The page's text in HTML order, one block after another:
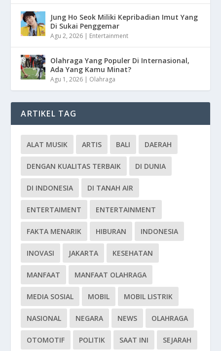
Jung Ho Seok Miliki Kepribadian Imut Yang
Di Sukai Penggemar
Agu 2, 2026 | Entertainment
Olahraga Yang Populer Di Internasional,
Ada Yang Kamu Minat?
Agu 1, 2026 | Olahraga
ARTIKEL TAG
ALAT MUSIK ARTIS BALI DAERAH
DENGAN KUALITAS TERBAIK DI DUNIA
DI INDONESIA DI TANAH AIR
ENTERTAIMENT ENTERTAINMENT
FAKTA MENARIK HIBURAN INDONESIA
INOVASI JAKARTA KESEHATAN
MANFAAT MANFAAT OLAHRAGA
MEDIA SOSIAL MOBIL MOBIL LISTRIK
NASIONAL NEGARA NEWS OLAHRAGA
OTOMOTIF POLITIK SAAT INI SEJARAH